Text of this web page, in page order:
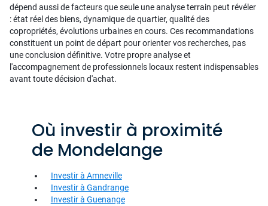
dépend aussi de facteurs que seule une analyse terrain peut révéler
: état réel des biens, dynamique de quartier, qualité des
copropriétés, évolutions urbaines en cours. Ces recommandations
constituent un point de départ pour orienter vos recherches, pas
une conclusion définitive. Votre propre analyse et
l'accompagnement de professionnels locaux restent indispensables
avant toute décision d'achat.
Où investir à proximité
de Mondelange
Investir à Amneville
Investir à Gandrange
Investir à Guenange